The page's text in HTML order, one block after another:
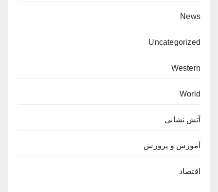
News
Uncategorized
Western
World
آتش نشانی
آموزش و پرورش
اقتصاد